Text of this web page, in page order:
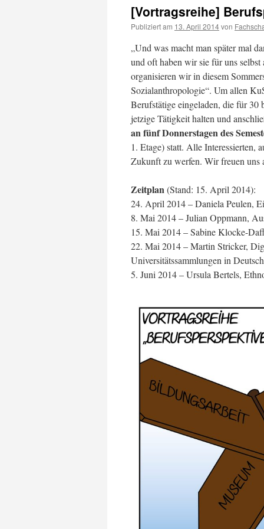
[Vortragsreihe]
Publiziert am 13. April 2014von
„Und was macht man später mal
und oft haben wir sie für uns
organisieren wir in diesem
Sozialanthropologie“. Um allen
Berufstätige eingeladen, die für
jetzige Tätigkeit halten und
an fünf Donnerstagen des
1. Etage) statt. Alle Interessierten,
Zukunft zu werfen. Wir freuen uns
Zeitplan(Stand: 15. April 2014):
24. April 2014 – Daniela Peulen,
8. Mai 2014 – Julian Oppmann,
15. Mai 2014 – Sabine Klocke-
22. Mai 2014 – Martin Stricker,
Universitätssammlungen in
5. Juni 2014 – Ursula Bertels,